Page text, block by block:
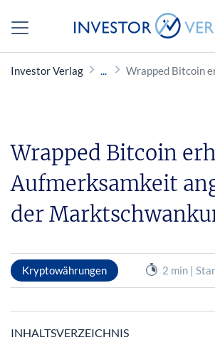
Investor Verlag Wrapped Bitcoin
Wrapped Bitcoin
Aufmerksamkeit
der
Kryptowährungen 2 min |
INHALTSVERZEICHNIS